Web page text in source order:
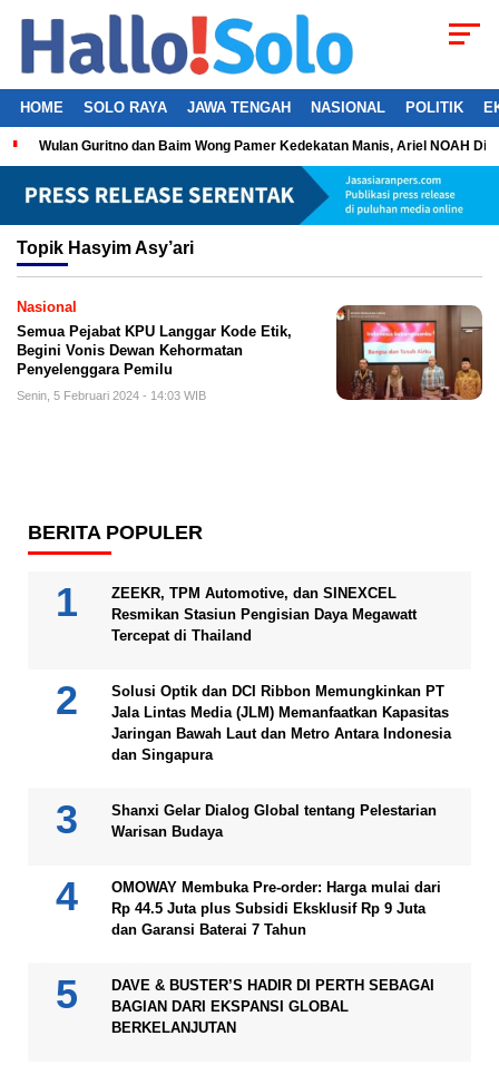
HOME SOLO RAYA JAWA TENGAH NASIONAL POLITIK
Wulan Guritno dan Baim Wong Pamer Kedekatan Manis, Ariel NOAH
Topik Hasyim Asy’ari
Nasional
Semua Pejabat KPU Langgar Kode Etik,
Begini Vonis Dewan Kehormatan
Penyelenggara Pemilu
Senin, 5 Februari 2024 - 14:03 WIB
BERITA POPULER
ZEEKR, TPM Automotive, dan SINEXCEL
Resmikan Stasiun Pengisian Daya Megawatt
Tercepat di Thailand
Solusi Optik dan DCI Ribbon Memungkinkan PT
Jala Lintas Media (JLM) Memanfaatkan Kapasitas
Jaringan Bawah Laut dan Metro Antara Indonesia
dan Singapura
Shanxi Gelar Dialog Global tentang Pelestarian
Warisan Budaya
OMOWAY Membuka Pre-order: Harga mulai dari
Rp 44.5 Juta plus Subsidi Eksklusif Rp 9 Juta
dan Garansi Baterai 7 Tahun
DAVE & BUSTER’S HADIR DI PERTH SEBAGAI
BAGIAN DARI EKSPANSI GLOBAL
BERKELANJUTAN